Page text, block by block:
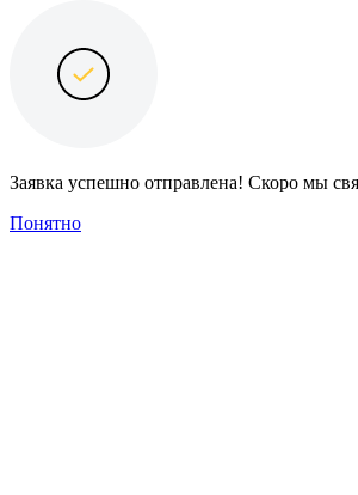
Заявка успешно отправлена! Скоро мы
Понятно